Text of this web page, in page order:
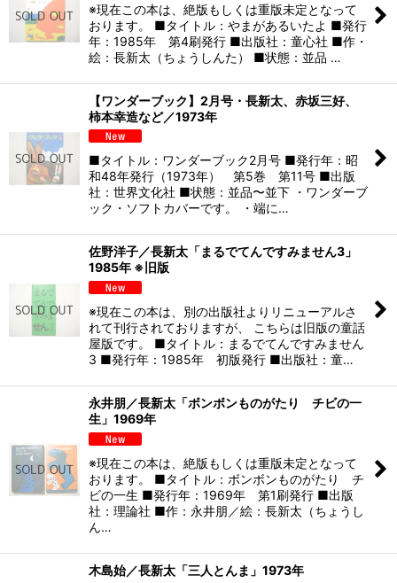
※現在この本は、絶版もしくは重版未定となって
おります。 ■タイトル：やまがあるいたよ ■発行
年：1985年 第4刷発行 ■出版社：童心社 ■作・
絵：長新太（ちょうしんた） ■状態：並品 …
【ワンダーブック】2月号・長新太、赤坂三好、
柿本幸造など／1973年
■タイトル：ワンダーブック2月号 ■発行年：昭
和48年発行（1973年） 第5巻 第11号 ■出版
社：世界文化社 ■状態：並品〜並下 ・ワンダーブ
ック・ソフトカバーです。 ・端に…
佐野洋子／長新太「まるでてんですみません3」
1985年 ※旧版
※現在この本は、別の出版社よりリニューアルさ
れて刊行されておりますが、 こちらは旧版の童話
屋版です。 ■タイトル：まるでてんですみません
3 ■発行年：1985年 初版発行 ■出版社：童…
永井朋／長新太「ボンボンものがたり チビの一
生」1969年
※現在この本は、絶版もしくは重版未定となって
おります。 ■タイトル：ボンボンものがたり チ
ビの一生 ■発行年：1969年 第1刷発行 ■出版
社：理論社 ■作：永井朋／絵：長新太（ちょうし
ん…
木島始／長新太「三人とんま」1973年